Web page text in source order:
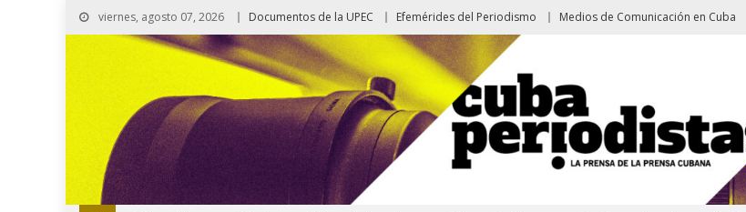
viernes, agosto 07, 2026 Documentos de la UPEC Efemérides del Periodismo Medios de Comunicación en Cuba